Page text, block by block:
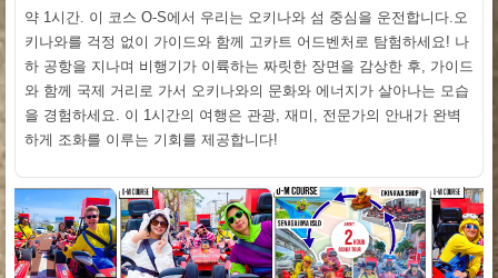
약 1시간. 이 코스 O-S에서 우리는 오키나와 섬 중심을 운전합니다.오
키나와를 걱정 없이 가이드와 함께 고카트 어드벤처로 탐험하세요! 나
하 공항을 지나며 비행기가 이륙하는 짜릿한 장면을 감상한 후, 가이드
와 함께 국제 거리로 가서 오키나와의 문화와 에너지가 살아나는 모습
을 경험하세요. 이 1시간의 여행은 관광, 재미, 전문가의 안내가 완벽
하게 조화를 이루는 기회를 제공합니다!